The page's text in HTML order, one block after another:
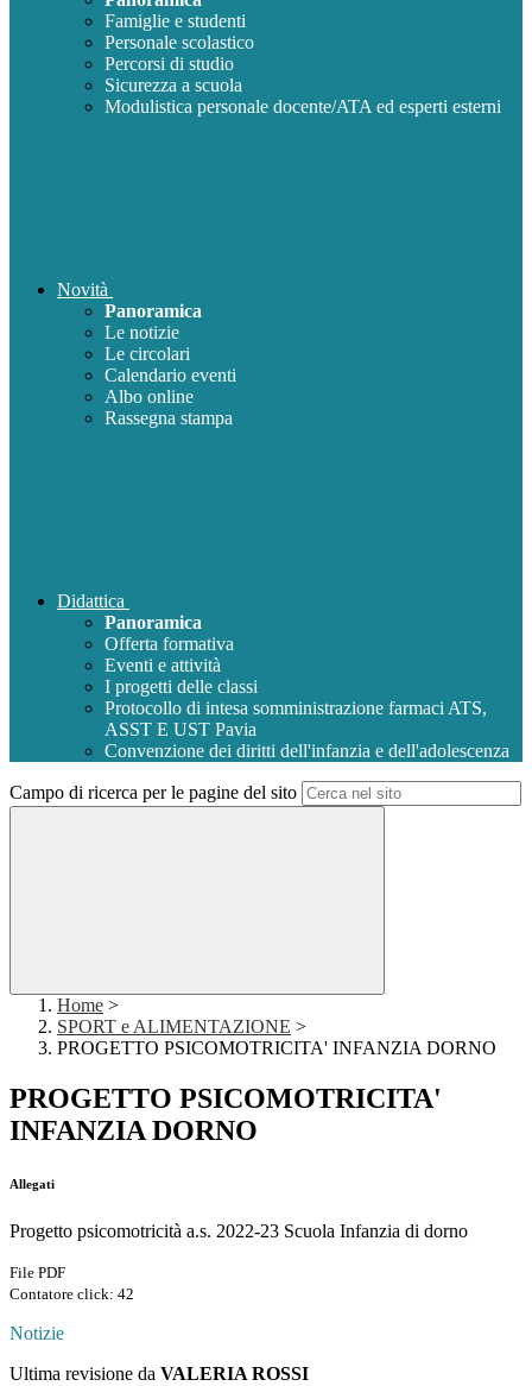
Famiglie e studenti
Personale scolastico
Percorsi di studio
Sicurezza a scuola
Modulistica personale docente/ATA ed esperti esterni
Novità
Panoramica
Le notizie
Le circolari
Calendario eventi
Albo online
Rassegna stampa
Didattica
Panoramica
Offerta formativa
Eventi e attività
I progetti delle classi
Protocollo di intesa somministrazione farmaci ATS,
ASST E UST Pavia
Convenzione dei diritti dell'infanzia e dell'adolescenza
Campo di ricerca per le pagine del sito
Home >
SPORT e ALIMENTAZIONE >
PROGETTO PSICOMOTRICITA' INFANZIA DORNO
PROGETTO PSICOMOTRICITA'
INFANZIA DORNO
Allegati
Progetto psicomotricità a.s. 2022-23 Scuola Infanzia di dorno
File PDF
Contatore click: 42
Notizie
Ultima revisione da VALERIA ROSSI